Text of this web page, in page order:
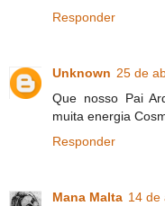
Responder
Unknown 25 de
Que nosso Pai
muita energia
Responder
Mana Malta 14 de